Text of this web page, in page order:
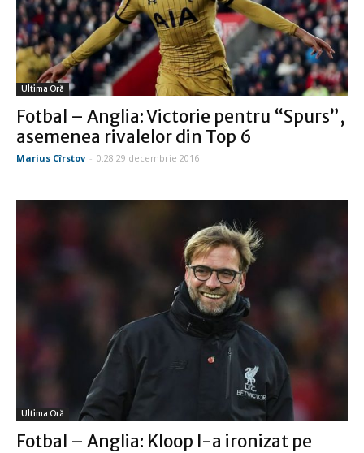
Ultima Oră
Fotbal – Anglia: Victorie pentru “Spurs”,
asemenea rivalelor din Top 6
Marius Cîrstov - 0:28 29 decembrie 2016
Ultima Oră
Fotbal – Anglia: Kloop l-a ironizat pe